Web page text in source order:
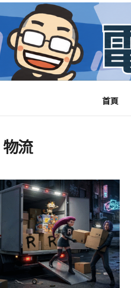
首頁
物流